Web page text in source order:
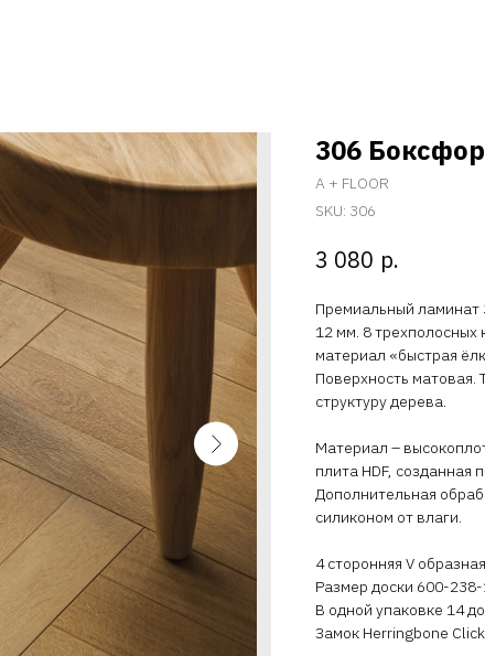
306
A + FLOOR
SKU: 306
3 080 р.
Премиальный ламинат
12 мм. 8 трехполосных
материал «быстрая
Поверхность матовая.
структуру дерева.
Материал –
плита HDF, созданная
Дополнительная
силиконом от влаги.
4 сторонняя V
Размер доски 600-
В одной упаковке 14
Замок Herringbone